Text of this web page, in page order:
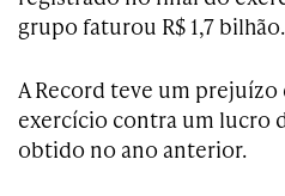
grupo faturou R$ 1,7 bilhão.
A Record teve um prejuízo
exercício contra um lucro
obtido no ano anterior.